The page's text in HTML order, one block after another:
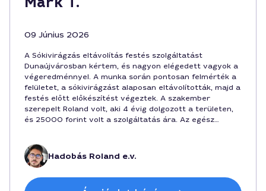
09 Június 2026
A Sókivirágzás eltávolítás festés szolgáltatást
Dunaújvárosban kértem, és nagyon elégedett vagyok a
végeredménnyel. A munka során pontosan felmérték a
felületet, a sókivirágzást alaposan eltávolították, majd a
festés előtt előkészítést végeztek. A szakember
szerepelt Roland volt, aki 4 évig dolgozott a területen,
és 25000 forint volt a szolgáltatás ára. Az egész
Hadobás Roland e.v.